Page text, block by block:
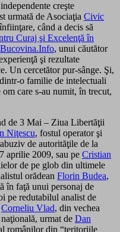
creşte
urmată de Asociaţia Civic
când a decis să
Curaj şi Excelenţă în
, unui căutător
şi rezultate
Un cercetător pur-sânge. Şi,
o familie de intelectuali
care s-au numit, în trecut,
de 3 Mai – Ziua Libertăţii
Niţescu, fostul operator şi
de autorităţile de la
aprilie 2009, sau pe Cristian
de pe glob din ultimele
orădean Florin Budea,
în faţă unui personaj de
pe redutabilul analist de
Corneliu Vlad, din vechea
urmat de Dan
românilor din “teritoriile